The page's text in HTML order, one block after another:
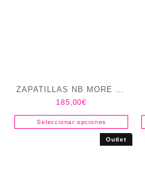
ZAPATILLAS NB MORE V6
MUJER
185,00€
Seleccionar opciones
Outlet